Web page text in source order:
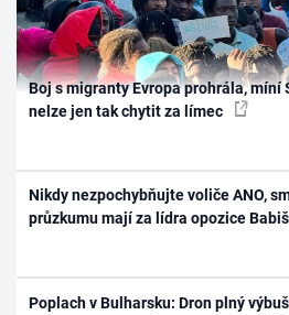
Boj s migranty Evropa prohrála,
nelze jen tak chytit za límec
Nikdy nezpochybňujte voliče ANO,
průzkumu mají za lídra opozice
Poplach v Bulharsku: Dron plný